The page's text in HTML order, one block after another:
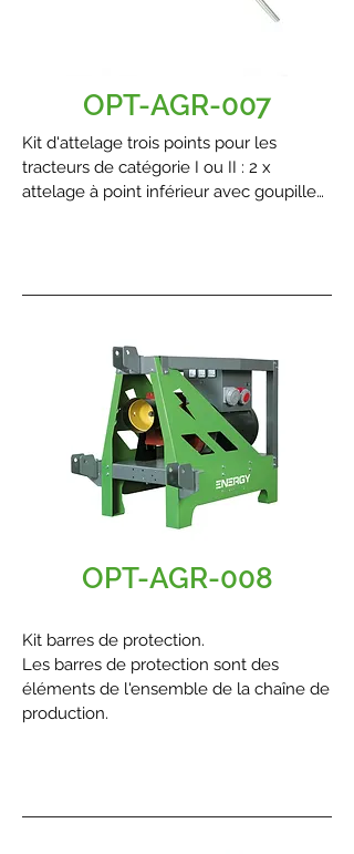
OPT-AGR-007
Kit d'attelage trois points pour les
tracteurs de catégorie I ou II : 2 x
attelage à point inférieur avec goupille
OPT-AGR-008
Kit barres de protection.
Les barres de protection sont des
éléments de l'ensemble de la chaîne de
production.